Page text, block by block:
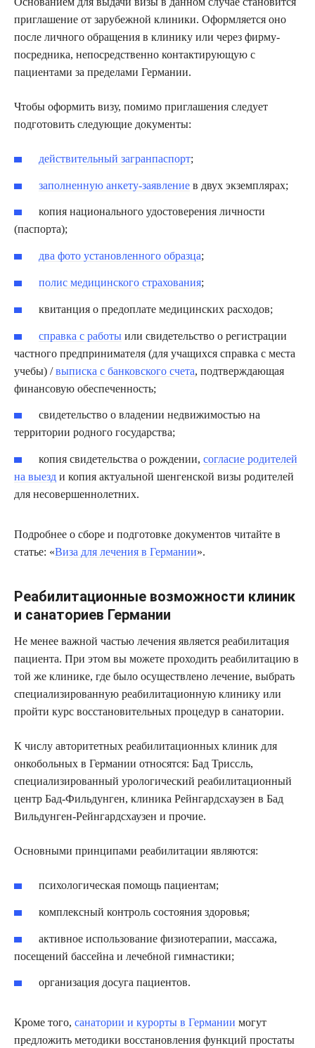
приглашение от зарубежной клиники. Оформляется оно
после личного обращения в клинику или через фирму-
посредника, непосредственно контактирующую с
пациентами за пределами Германии.
Чтобы оформить визу, помимо приглашения следует
подготовить следующие документы:
действительный загранпаспорт;
заполненную анкету-заявление в двух экземплярах;
копия национального удостоверения личности
(паспорта);
два фото установленного образца;
полис медицинского страхования;
квитанция о предоплате медицинских расходов;
справка с работы или свидетельство о регистрации
частного предпринимателя (для учащихся справка с места
учебы) /выписка с банковского счета, подтверждающая
финансовую обеспеченность;
свидетельство о владении недвижимостью на
территории родного государства;
копия свидетельства о рождении,согласие родителей
на выезд и копия актуальной шенгенской визы родителей
для несовершеннолетних.
Подробнее о сборе и подготовке документов читайте в
статье: «Виза для лечения в Германии».
Реабилитационные возможности клиник
и санаториев Германии
Не менее важной частью лечения является реабилитация
пациента. При этом вы можете проходить реабилитацию в
той же клинике, где было осуществлено лечение, выбрать
специализированную реабилитационную клинику или
пройти курс восстановительных процедур в санатории.
К числу авторитетных реабилитационных клиник для
онкобольных в Германии относятся: Бад Триссль,
специализированный урологический реабилитационный
центр Бад-Фильдунген, клиника Рейнгардсхаузен в Бад
Вильдунген-Рейнгардсхаузен и прочие.
Основными принципами реабилитации являются:
психологическая помощь пациентам;
комплексный контроль состояния здоровья;
активное использование физиотерапии, массажа,
посещений бассейна и лечебной гимнастики;
организация досуга пациентов.
Кроме того, санатории и курорты в Германии могут
предложить методики восстановления функций простаты